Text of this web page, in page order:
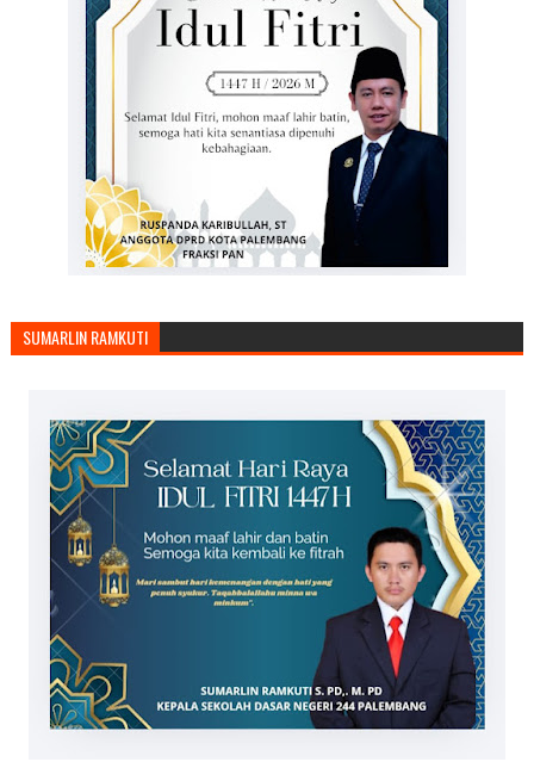
SUMARLIN RAMKUTI